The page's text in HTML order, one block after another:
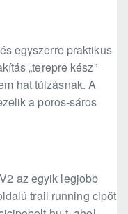
egyszerre praktikus
„terepre kész”
hat túlzásnak. A
a poros-sáros
az egyik legjobb
trail running cipőt